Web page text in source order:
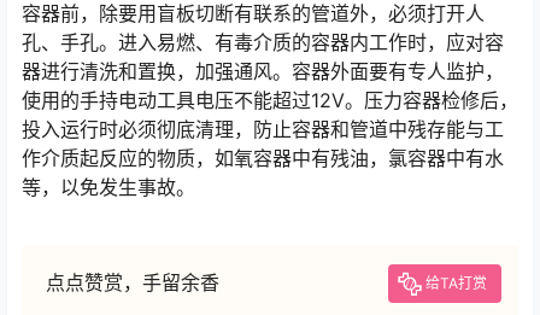
容器前，除要用盲板切断有联系的管道外，必须打开人
孔、手孔。进入易燃、有毒介质的容器内工作时，应对容
器进行清洗和置换，加强通风。容器外面要有专人监护，
使用的手持电动工具电压不能超过12V。压力容器检修后，
投入运行时必须彻底清理，防止容器和管道中残存能与工
作介质起反应的物质，如氧容器中有残油，氯容器中有水
等，以免发生事故。
点点赞赏，手留余香 给TA打赏